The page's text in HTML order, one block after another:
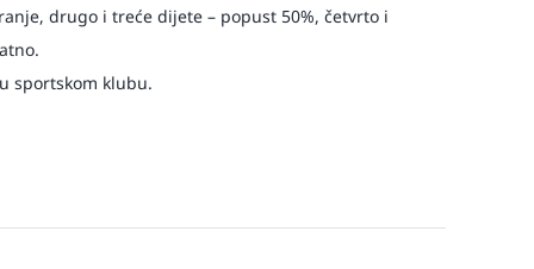
drugo i treće dijete – popust 50%, četvrto i
sportskom klubu.